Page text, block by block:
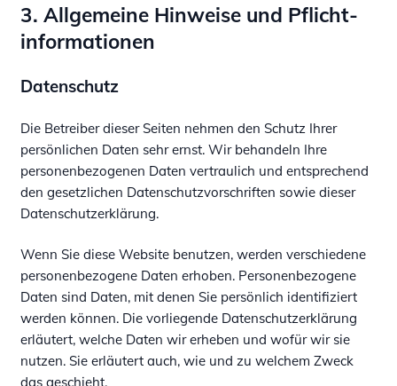
3. Allgemeine Hinweise und Pflicht­
informationen
Datenschutz
Die Betreiber dieser Seiten nehmen den Schutz Ihrer
persönlichen Daten sehr ernst. Wir behandeln Ihre
personenbezogenen Daten vertraulich und entsprechend
den gesetzlichen Datenschutzvorschriften sowie dieser
Datenschutzerklärung.
Wenn Sie diese Website benutzen, werden verschiedene
personenbezogene Daten erhoben. Personenbezogene
Daten sind Daten, mit denen Sie persönlich identifiziert
werden können. Die vorliegende Datenschutzerklärung
erläutert, welche Daten wir erheben und wofür wir sie
nutzen. Sie erläutert auch, wie und zu welchem Zweck
das geschieht.